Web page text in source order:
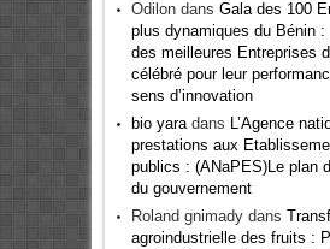
Odilondans Gala des 100
plus dynamiques du Bénin :
des meilleures Entreprises
célébré pour leur
sens d’innovation
bio yaradans L’Agence
prestations aux
publics : (ANaPES)Le plan
du gouvernement
Roland gnimadydans
agroindustrielle des fruits :